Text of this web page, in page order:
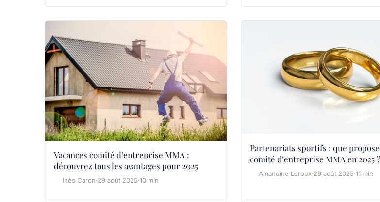
Vacances comité d’entreprise MMA :
découvrez tous les avantages pour 2025
Inès Caron·29 août 2025·10 min
Partenariats sportifs : que
comité d’entreprise MMA en 2025 ?
Amandine Leroux·29 août 2025·11 min